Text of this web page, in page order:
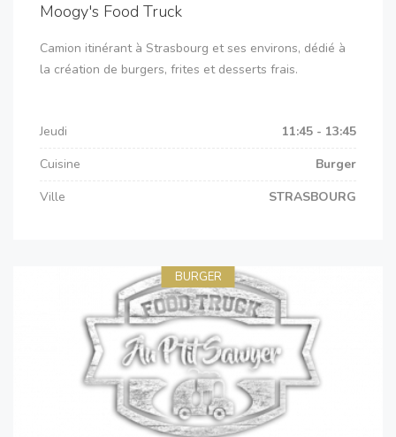
Moogy's Food Truck
Camion itinérant à Strasbourg et ses environs, dédié à
la création de burgers, frites et desserts frais.
Jeudi
11:45 - 13:45
Cuisine
Burger
Ville
STRASBOURG
BURGER